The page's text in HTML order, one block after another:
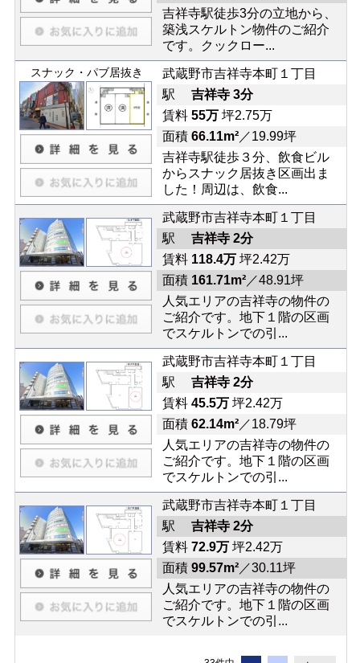
吉祥寺駅徒歩3分の立地から、
築浅スケルトン物件のご紹介
です。クックロー...
スナック・パブ居抜き
武蔵野市吉祥寺本町１丁目
駅 吉祥寺 3分
賃料 55万坪2.75万
面積 66.11m²／19.99坪
吉祥寺駅徒歩３分、飲食ビル
からスナック居抜き区画出ま
した！周辺は、飲食...
武蔵野市吉祥寺本町１丁目
駅 吉祥寺 2分
賃料 118.4万坪2.42万
面積 161.71m²／48.91坪
人気エリアの吉祥寺の物件の
ご紹介です。地下１階の区画
でスケルトンでの引...
武蔵野市吉祥寺本町１丁目
駅 吉祥寺 2分
賃料 45.5万坪2.42万
面積 62.14m²／18.79坪
人気エリアの吉祥寺の物件の
ご紹介です。地下１階の区画
でスケルトンでの引...
武蔵野市吉祥寺本町１丁目
駅 吉祥寺 2分
賃料 72.9万坪2.42万
面積 99.57m²／30.11坪
人気エリアの吉祥寺の物件の
ご紹介です。地下１階の区画
でスケルトンでの引...